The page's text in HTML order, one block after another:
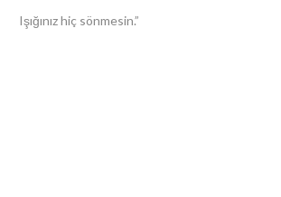
Işığınız hiç sönmesin.”